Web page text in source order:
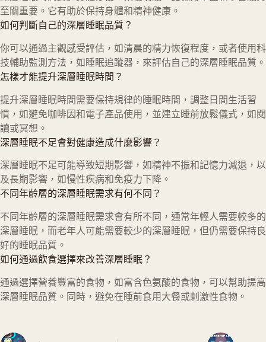
至關重要。它有助於保持身體和精神健康。
如何判斷自己的深層睡眠品質？
你可以通過主觀感受評估，如清晨的精力恢復程度，或者使用科
技輔助監測方法，如睡眠追蹤器，來評估自己的深層睡眠品質。
怎樣才能提升深層睡眠時間？
提升深層睡眠時間需要保持規律的睡眠時間，調整日間生活習
慣，如避免咖啡因和電子產品使用，並建立睡前放鬆儀式，如閱
讀或冥想。
深層睡眠不足會對健康造成什麼影響？
深層睡眠不足可能導致短期影響，如精神不振和記憶力減退，以
及長期影響，如慢性疾病和免疫力下降。
不同年齡層的深層睡眠需求有何不同？
不同年齡層的深層睡眠需求會有所不同，通常年輕人需要較多的
深層睡眠，而老年人可能需要較少的深層睡眠，但仍需要保持良
好的睡眠品質。
如何通過飲食選擇來改善深層睡眠？
通過選擇營養豐富的食物，如富含色氨酸的食物，可以幫助提高
深層睡眠品質。同時，避免在睡前食用大餐或刺激性食物。